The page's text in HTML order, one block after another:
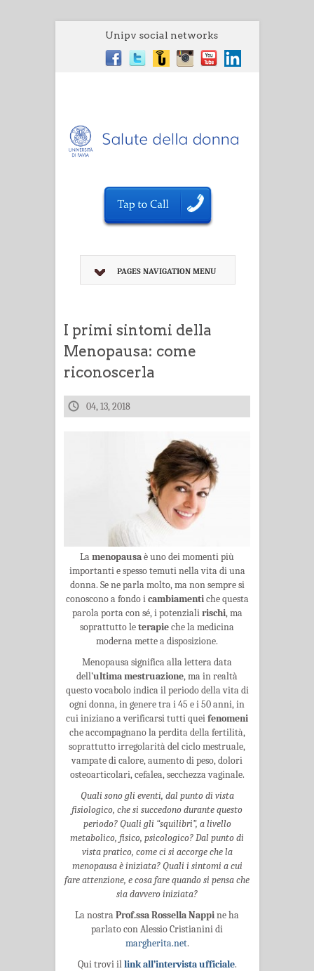
Unipv social networks
PAGES NAVIGATION MENU
I primi sintomi della
Menopausa: come
riconoscerla
04, 13, 2018
Lamenopausaè uno dei momenti più
importanti e spesso temuti nella vita di una
donna. Se ne parla molto, ma non sempre si
conoscono a fondo icambiamentiche questa
parola porta con sé, i potenzialirischi, ma
soprattutto leterapieche la medicina
moderna mette a disposizione.
Menopausa significa alla lettera data
dell’ultima mestruazione, ma in realtà
questo vocabolo indica il periodo della vita di
ogni donna, in genere tra i 45 e i 50 anni, in
cui iniziano a verificarsi tutti queifenomeni
che accompagnano la perdita della fertilità,
soprattutto irregolarità del ciclo mestruale,
vampate di calore, aumento di peso, dolori
osteoarticolari, cefalea, secchezza vaginale.
Quali sono gli eventi, dal punto di vista
fisiologico, che si succedono durante questo
periodo? Quali gli “squilibri”, a livello
metabolico, fisico, psicologico? Dal punto di
vista pratico, come ci si accorge che la
menopausa è iniziata? Quali i sintomi a cui
fare attenzione, e cosa fare quando si pensa che
sia davvero iniziata?
La nostraProf.ssa Rossella Nappine ha
parlato con Alessio Cristianini di
margherita.net.
Qui trovi illink all’intervista ufficiale.